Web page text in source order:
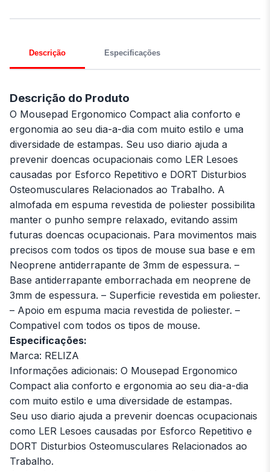
Descrição Especificações
Descrição do Produto
O Mousepad Ergonomico Compact alia conforto e
ergonomia ao seu dia-a-dia com muito estilo e uma
diversidade de estampas. Seu uso diario ajuda a
prevenir doencas ocupacionais como LER Lesoes
causadas por Esforco Repetitivo e DORT Disturbios
Osteomusculares Relacionados ao Trabalho. A
almofada em espuma revestida de poliester possibilita
manter o punho sempre relaxado, evitando assim
futuras doencas ocupacionais. Para movimentos mais
precisos com todos os tipos de mouse sua base e em
Neoprene antiderrapante de 3mm de espessura. –
Base antiderrapante emborrachada em neoprene de
3mm de espessura. – Superficie revestida em poliester.
– Apoio em espuma macia revestida de poliester. –
Compativel com todos os tipos de mouse.
Especificações:
Marca: RELIZA
Informações adicionais: O Mousepad Ergonomico
Compact alia conforto e ergonomia ao seu dia-a-dia
com muito estilo e uma diversidade de estampas.
Seu uso diario ajuda a prevenir doencas ocupacionais
como LER Lesoes causadas por Esforco Repetitivo e
DORT Disturbios Osteomusculares Relacionados ao
Trabalho.